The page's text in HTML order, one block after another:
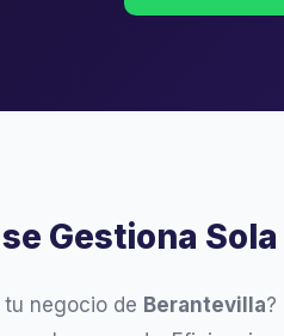
Gestiona
negocio de Berantevilla?